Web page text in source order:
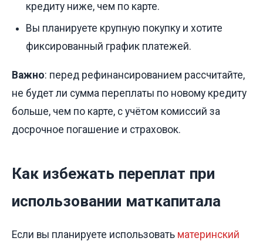
кредиту ниже, чем по карте.
Вы планируете крупную покупку и хотите
фиксированный график платежей.
Важно: перед рефинансированием рассчитайте,
не будет ли сумма переплаты по новому кредиту
больше, чем по карте, с учётом комиссий за
досрочное погашение и страховок.
Как избежать переплат при
использовании маткапитала
Если вы планируете использовать материнский